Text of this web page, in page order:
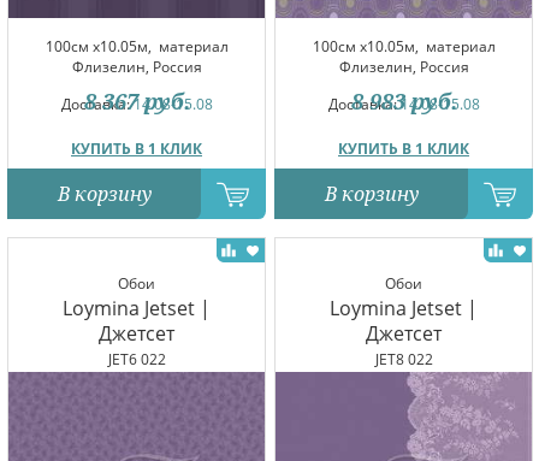
100см x10.05м, материал
Флизелин, Россия
Доставка:14.08-15.08
КУПИТЬ В 1 КЛИК
8 367 руб.
В корзину
100см x10.05м, материал
Флизелин, Россия
Доставка:14.08-15.08
КУПИТЬ В 1 КЛИК
8 983 руб.
В корзину
Обои
Loymina Jetset |
Джетсет
JET6 022
Обои
Loymina Jetset |
Джетсет
JET8 022